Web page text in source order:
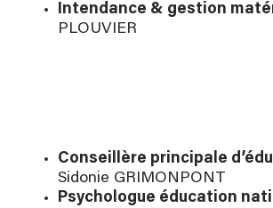
Intendance & gestion
PLOUVIER
Conseillère principale
Sidonie GRIMONPONT
Psychologue éducation